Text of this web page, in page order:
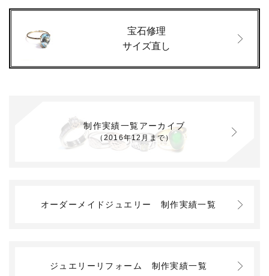
宝石修理
サイズ直し
制作実績一覧アーカイブ
（2016年12月まで）
オーダーメイドジュエリー 制作実績一覧
ジュエリーリフォーム 制作実績一覧